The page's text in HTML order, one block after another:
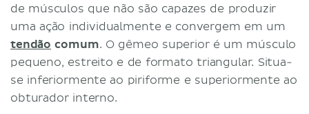
de músculos que não são capazes de produzir
uma ação individualmente e convergem em um
tendão comum. O gêmeo superior é um músculo
pequeno, estreito e de formato triangular. Situa-
se inferiormente ao piriforme e superiormente ao
obturador interno.